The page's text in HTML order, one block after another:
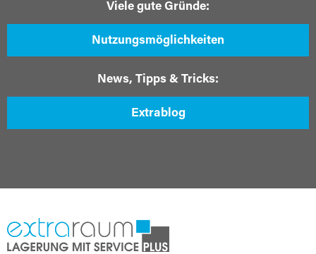
Viele gute Gründe:
Nutzungsmöglichkeiten
News, Tipps & Tricks:
Extrablog